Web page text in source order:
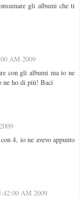
gli albumi che ti
AM 2009
con gli albumi ma io ne
ne ho di più! Baci
4, io ne avevo appunto
AM 2009